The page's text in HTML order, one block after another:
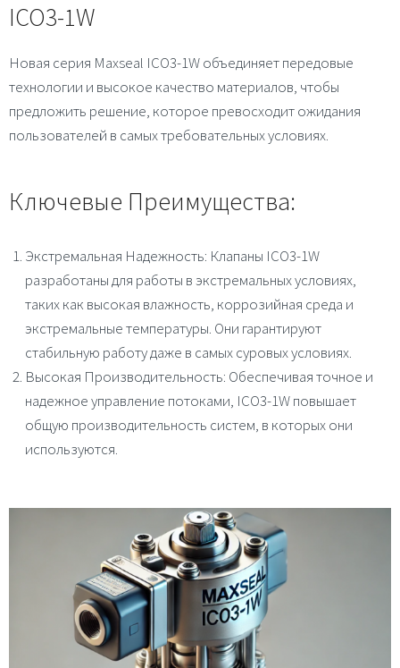
ICO3-1W
Новая серия Maxseal ICO3-1W объединяет передовые
технологии и высокое качество материалов, чтобы
предложить решение, которое превосходит ожидания
пользователей в самых требовательных условиях.
Ключевые Преимущества:
Экстремальная Надежность: Клапаны ICO3-1W
разработаны для работы в экстремальных условиях,
таких как высокая влажность, коррозийная среда и
экстремальные температуры. Они гарантируют
стабильную работу даже в самых суровых условиях.
Высокая Производительность: Обеспечивая точное и
надежное управление потоками, ICO3-1W повышает
общую производительность систем, в которых они
используются.